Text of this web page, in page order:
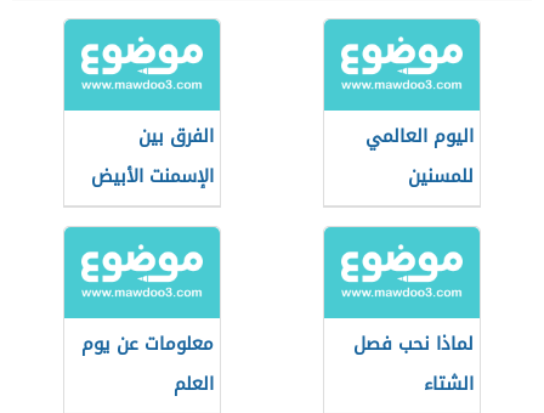
اليوم العالمي
للمسنين
الفرق بين
الإسمنت الأبيض
والاسود
لماذا نحب فصل
الشتاء
معلومات عن يوم
العلم